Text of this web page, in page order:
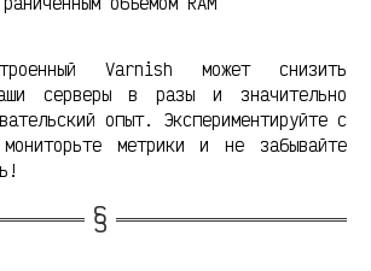
Varnish может снизить
серверы в разы и значительно
опыт. Экспериментируйте с
метрики и не забывайте